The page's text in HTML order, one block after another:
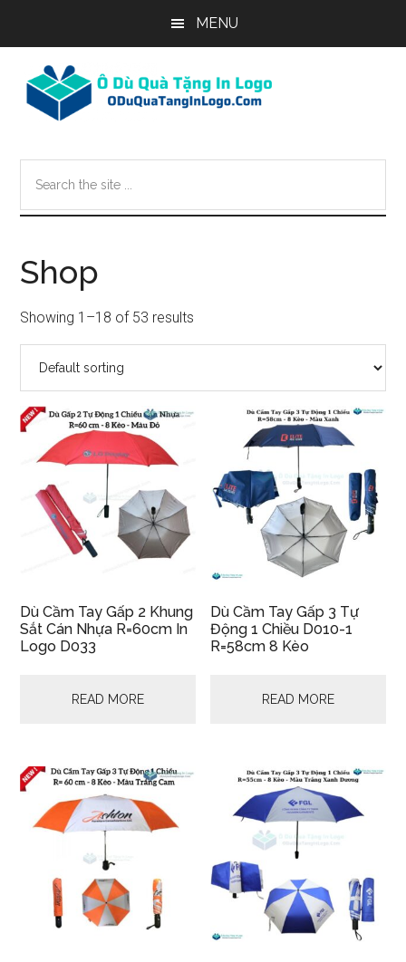
content
sidebar
MENU
the
site
Shop
Showing 1–18 of 53 results
Dù Cầm Tay Gấp 2 Khung
Sắt Cán Nhựa R=60cm In
Logo D033
READ MORE
Dù Cầm Tay Gấp 3 Tự
Động 1 Chiều D010-1
R=58cm 8 Kèo
READ MORE